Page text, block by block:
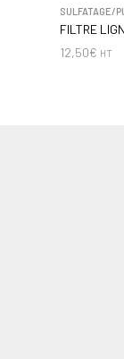
SULFATAGE/
FILTRE
12,50€ HT